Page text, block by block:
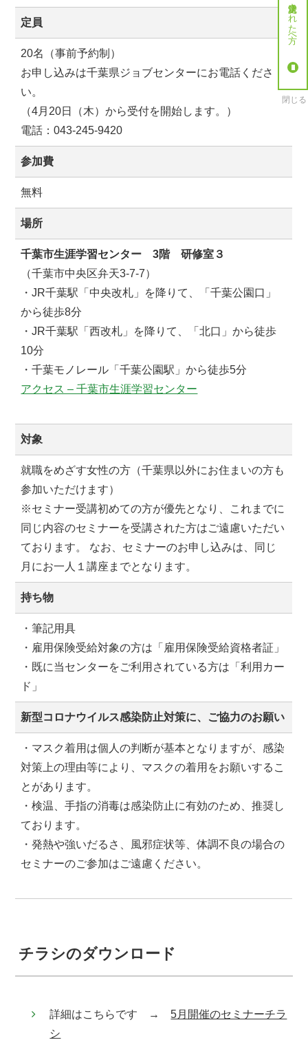
定員
20名（事前予約制）
お申し込みは千葉県ジョブセンターにお電話くださ
い。
（4月20日（木）から受付を開始します。）
電話：043-245-9420
参加費
無料
場所
千葉市生涯学習センター 3階 研修室３
（千葉市中央区弁天3-7-7）
・JR千葉駅「中央改札」を降りて、「千葉公園口」
から徒歩8分
・JR千葉駅「西改札」を降りて、「北口」から徒歩
10分
・千葉モノレール「千葉公園駅」から徒歩5分
アクセス – 千葉市生涯学習センター
対象
就職をめざす女性の方（千葉県以外にお住まいの方も
参加いただけます）
※セミナー受講初めての方が優先となり、これまでに
同じ内容のセミナーを受講された方はご遠慮いただい
ております。 なお、セミナーのお申し込みは、同じ
月にお一人１講座までとなります。
持ち物
・筆記用具
・雇用保険受給対象の方は「雇用保険受給資格者証」
・既に当センターをご利用されている方は「利用カー
ド」
新型コロナウイルス感染防止対策に、ご協力のお願い
・マスク着用は個人の判断が基本となりますが、感染
対策上の理由等により、マスクの着用をお願いするこ
とがあります。
・検温、手指の消毒は感染防止に有効のため、推奨し
ております。
・発熱や強いだるさ、風邪症状等、体調不良の場合の
セミナーのご参加はご遠慮ください。
チラシのダウンロード
詳細はこちらです →5月開催のセミナーチラ
シ
就労決定された方へ
閉じる